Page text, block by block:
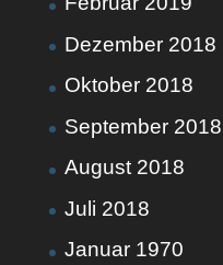
Dezember 2018
Oktober 2018
September 2018
August 2018
Juli 2018
Januar 1970